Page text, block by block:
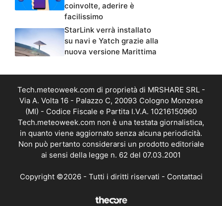
coinvolte, aderire è
facilissimo
StarLink verrà installato
su navi e Yatch grazie alla
nuova versione Marittima
Tech.meteoweek.com di proprietà di MRSHARE SRL -
Via A. Volta 16 - Palazzo C, 20093 Cologno Monzese
(MI) - Codice Fiscale e Partita I.V.A. 10216150960
Tech.meteoweek.com non è una testata giornalistica,
in quanto viene aggiornato senza alcuna periodicità.
Non può pertanto considerarsi un prodotto editoriale
ai sensi della legge n. 62 del 07.03.2001
Copyright ©2026 - Tutti i diritti riservati - Contattaci